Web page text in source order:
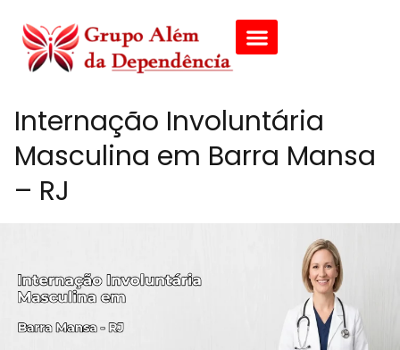
Internação Involuntária
Masculina em Barra Mansa
– RJ